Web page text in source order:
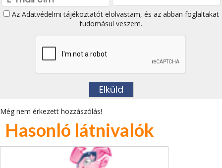
Az Adatvédelmi tájékoztatótelolvastam, és az abban foglaltakat
tudomásul veszem.
Még nem érkezett hozzászólás!
Hasonló látnivalók